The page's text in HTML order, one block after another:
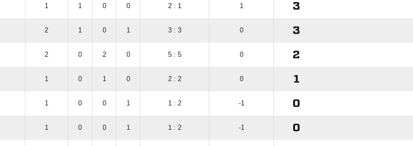
1 1 0 0 2 : 1 1 3
2 1 0 1 3 : 3 0 3
2 0 2 0 5 : 5 0 2
1 0 1 0 2 : 2 0 1
1 0 0 1 1 : 2 -1 0
1 0 0 1 1 : 2 -1 0